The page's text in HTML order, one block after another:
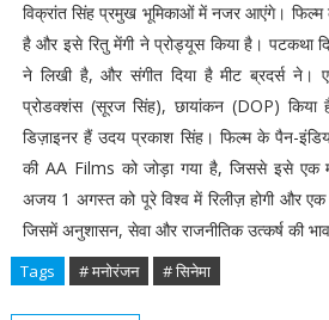
विक्रांत सिंह प्रमुख भूमिकाओं में नजर आएंगे। फिल्म
है और इसे रितु मेंगी ने प्रोड्यूस किया है। पटकथा
ने लिखी है, और संगीत दिया है मीट ब्रदर्स ने।
प्रोडक्शंस (सूरज सिंह), छायांकन (DOP) किया
डिज़ाइनर हैं उदय प्रकाश सिंह। फिल्म के पैन-
की AA Films को जोड़ा गया है, जिससे इसे एक
अजय 1 अगस्त को पूरे विश्व में रिलीज़ होगी और एक
जिसमें अनुशासन, सेवा और राजनीतिक उत्कर्ष की
Tags # मनोरंजन # सिनेमा